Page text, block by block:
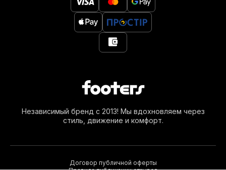
Независимый бренд с 2013! Мы вдохновляем через
стиль, движение и комфорт.
Договор публичной оферты